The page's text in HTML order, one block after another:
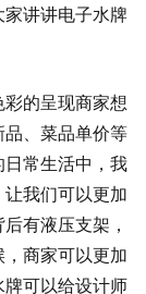
家讲讲电子水牌
的呈现商家想
、菜品单价等
常生活中，我
我们可以更加
有液压支架，
商家可以更加
牌可以给设计师